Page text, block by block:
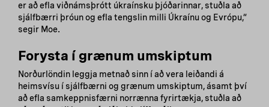
er að efla viðnámsþrótt úkraínsku þjóðarinnar, stuðla að
sjálfbærri þróun og efla tengslin milli Úkraínu og Evrópu,“
segir Moe.
Forysta í grænum umskiptum
Norðurlöndin leggja metnað sinn í að vera leiðandi á
heimsvísu í sjálfbærni og grænum umskiptum, ásamt því
að efla samkeppnisfærni norrænna fyrirtækja, stuðla að